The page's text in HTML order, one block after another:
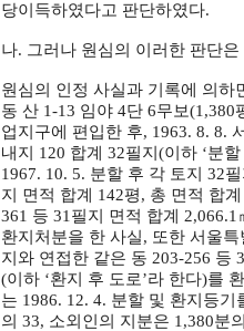
당이득하였다고 판단하였다.
나. 그러나 원심의 이러한 판단
원심의 인정 사실과 기록에 의하
동 산 1-13 임야 4단 6무보
업지구에 편입한 후, 1963. 8. 8.
내지 120 합계 32필지(이하 ‘분
1967. 10. 5. 분할 후 각 토지 32
지 면적 합계 142평, 총 면적 합
361 등 31필지 면적 합계
환지처분을 한 사실, 또한 서울
지와 연접한 같은 동 203-256 등
(이하 ‘환지 후 도로’라 한다)를
는 1986. 12. 4. 분할 및 환지등
의 33, 소외인의 지분은 1,380분